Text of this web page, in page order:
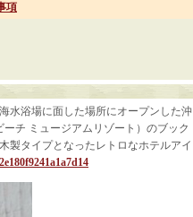
項
水浴場に面した場所にオープンした沖
チ ミュージアムリゾート）のブック
製タイプとなったレトロなホテルアイ